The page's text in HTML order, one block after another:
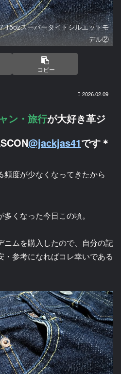
15ozスーパータイトシルエットモ
デル②
コピー
2026.02.09
ン・旅行が大好き革ジ
@jackjas41です＊
度が少なくなってきたから
くなった今日この頃。
ニムを購入したので、自分の記
参考になればコレ幸いである